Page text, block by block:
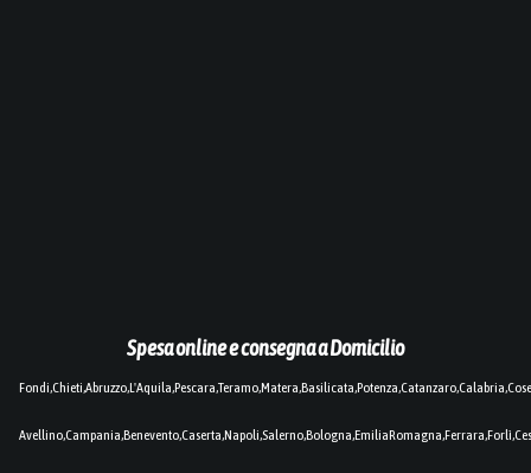
Spesa online e consegna a Domicilio